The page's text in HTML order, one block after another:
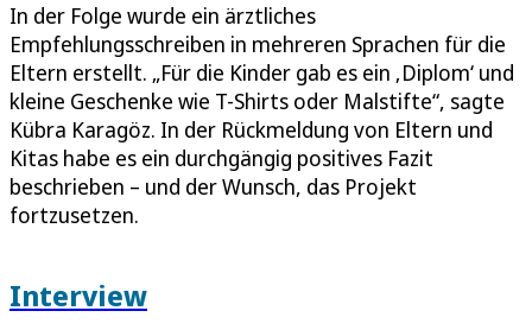
In der Folge wurde ein ärztliches
Empfehlungsschreiben in mehreren Sprachen für die
Eltern erstellt. „Für die Kinder gab es ein ‚Diplom‘ und
kleine Geschenke wie T-Shirts oder Malstifte“, sagte
Kübra Karagöz. In der Rückmeldung von Eltern und
Kitas habe es ein durchgängig positives Fazit
beschrieben – und der Wunsch, das Projekt
fortzusetzen.
Interview